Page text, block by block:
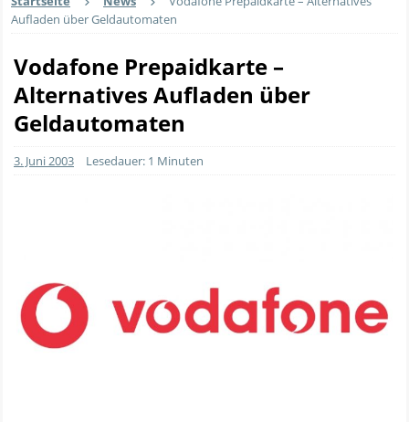
Aufladen über Geldautomaten
Vodafone Prepaidkarte –
Alternatives Aufladen über
Geldautomaten
3. Juni 2003 Lesedauer: 1 Minuten